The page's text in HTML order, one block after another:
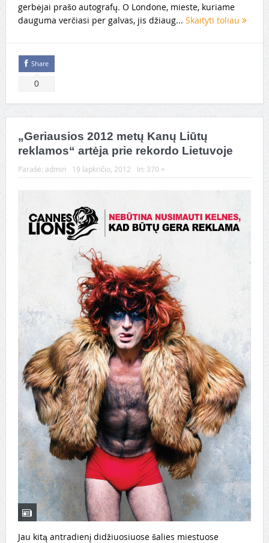
gerbėjai prašo autografų. O Londone, mieste, kuriame
dauguma verčiasi per galvas, jis džiaug... Skaityti toliau
Share
0
„Geriausios 2012 metų Kanų Liūtų
reklamos“ artėja prie rekordo Lietuvoje
Parašė: admin 19 lapkričio, 2012 In: 370 +
Jau kitą antradienį didžiuosiuose šalies miestuose